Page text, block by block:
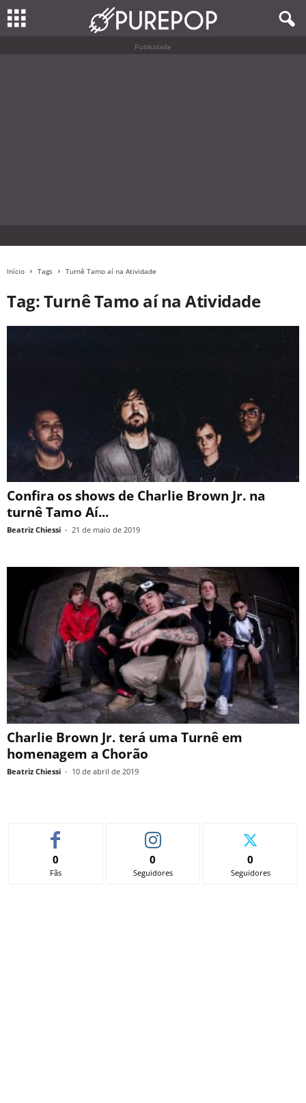
Publicidade
Início Tags Turnê Tamo aí na Atividade
Tag: Turnê Tamo aí na Atividade
Confira os shows de Charlie Brown Jr. na
turnê Tamo Aí...
Beatriz Chiessi - 21 de maio de 2019
Charlie Brown Jr. terá uma Turnê em
homenagem a Chorão
Beatriz Chiessi - 10 de abril de 2019
0
Fãs
0
Seguidores
0
Seguidores